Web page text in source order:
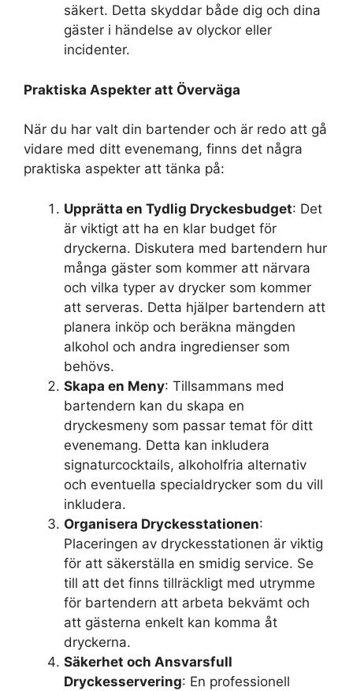
säkert. Detta skyddar både dig och dina
gäster i händelse av olyckor eller
incidenter.
Praktiska Aspekter att Överväga
När du har valt din bartender och är redo att gå
vidare med ditt evenemang, finns det några
praktiska aspekter att tänka på:
Upprätta en Tydlig Dryckesbudget: Det
är viktigt att ha en klar budget för
dryckerna. Diskutera med bartendern hur
många gäster som kommer att närvara
och vilka typer av drycker som kommer
att serveras. Detta hjälper bartendern att
planera inköp och beräkna mängden
alkohol och andra ingredienser som
behövs.
Skapa en Meny: Tillsammans med
bartendern kan du skapa en
dryckesmeny som passar temat för ditt
evenemang. Detta kan inkludera
signaturcocktails, alkoholfria alternativ
och eventuella specialdrycker som du vill
inkludera.
Organisera Dryckesstationen:
Placeringen av dryckesstationen är viktig
för att säkerställa en smidig service. Se
till att det finns tillräckligt med utrymme
för bartendern att arbeta bekvämt och
att gästerna enkelt kan komma åt
dryckerna.
Säkerhet och Ansvarsfull
Dryckesservering: En professionell